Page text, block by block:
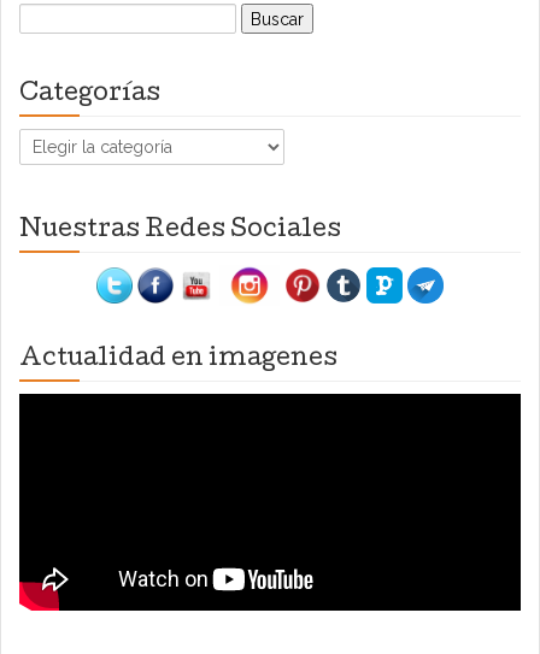
Buscar:
Categorías
Categorías
Nuestras Redes Sociales
Actualidad en imagenes